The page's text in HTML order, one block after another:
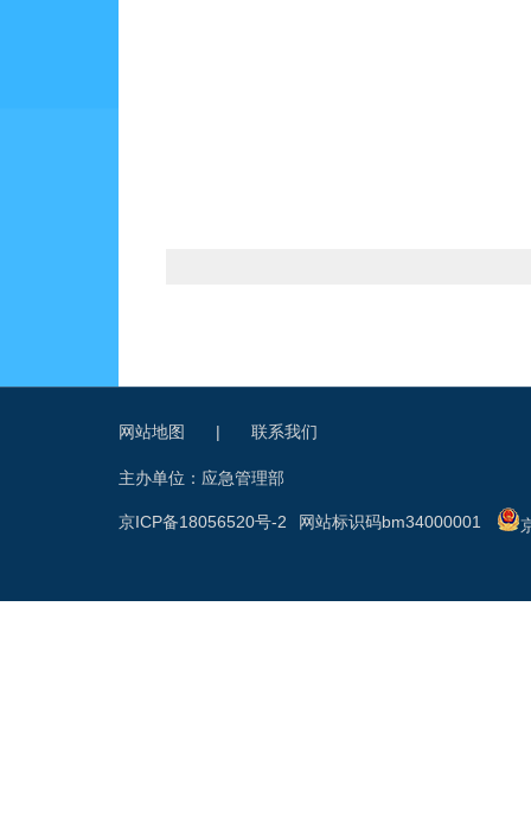
网站地图 | 联系我们
主办单位：应急管理部
网站标识码bm34000001
京ICP备18056520号-2